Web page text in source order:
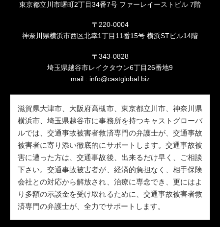
東京都立川市曙町2丁目34番7号 ファーレイーストビル 7階
〒220-0004
神奈川県横浜市西区北幸1丁目11番15号 横浜STビル14階
〒343-0828
埼玉県越谷市レイクタウン6丁目26番地9
mail : info@castglobal.biz
滋賀県大津市、大阪府高槻市、東京都立川市、神奈川県
横浜市、埼玉県越谷市に事務所を持つキャストグローバ
ルでは、交通事故被害者救済専門の弁護士が、交通事故
被害者に寄り添い徹底的にサポートします。交通事故被
害に遭った方は、交通事故後、出来るだけ早く、ご相談
下さい。交通事故被害者が、経済的負担なく、相手保険
会社との対応から解放され、治療に専念でき、更にはよ
り多額の示談金を受け取れるために、交通事故被害者救
済専門の弁護士が、全力でサポートします。